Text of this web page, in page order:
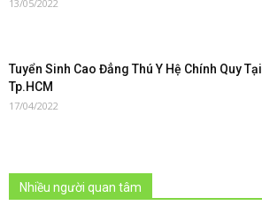
13/05/2022
Tuyển Sinh Cao Đẳng Thú Y Hệ Chính Quy Tại
Tp.HCM
17/04/2022
Nhiều người quan tâm